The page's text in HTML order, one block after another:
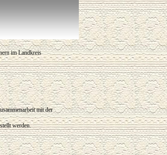
im Landkreis
mit der
werden.